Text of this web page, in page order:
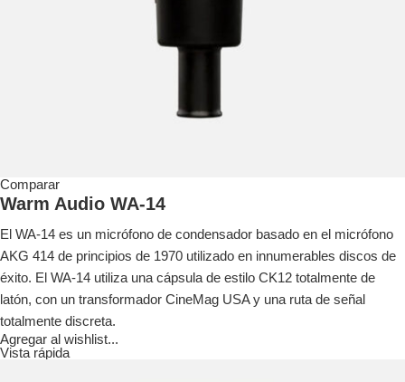
Comparar
Warm Audio WA-14
El WA-14 es un micrófono de condensador basado en el micrófono
AKG 414 de principios de 1970 utilizado en innumerables discos de
éxito. El WA-14 utiliza una cápsula de estilo CK12 totalmente de
latón, con un transformador CineMag USA y una ruta de señal
totalmente discreta.
Agregar al wishlist...
Vista rápida